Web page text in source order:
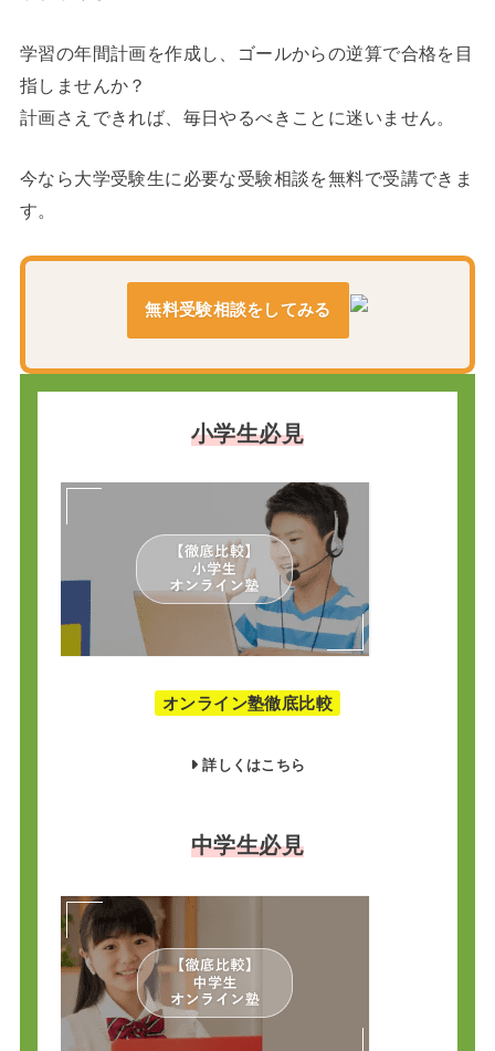
学習の年間計画を作成し、ゴールからの逆算で合格を目
指しませんか？
計画さえできれば、毎日やるべきことに迷いません。
今なら大学受験生に必要な受験相談を無料で受講できま
す。
無料受験相談をしてみる
小学生必見
オンライン塾徹底比較
詳しくはこちら
中学生必見